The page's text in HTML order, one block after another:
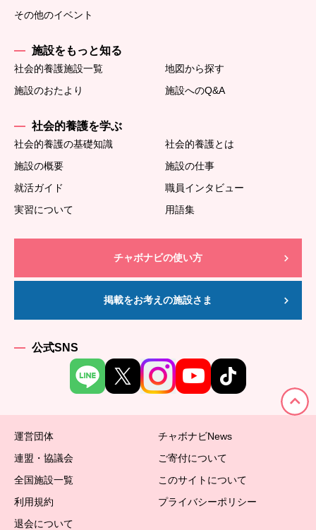
その他のイベント
施設をもっと知る
社会的養護施設一覧
地図から探す
施設のおたより
施設へのQ&A
社会的養護を学ぶ
社会的養護の基礎知識
社会的養護とは
施設の概要
施設の仕事
就活ガイド
職員インタビュー
実習について
用語集
チャボナビの使い方
掲載をお考えの施設さま
公式SNS
運営団体
チャボナビNews
連盟・協議会
ご寄付について
全国施設一覧
このサイトについて
利用規約
プライバシーポリシー
退会について